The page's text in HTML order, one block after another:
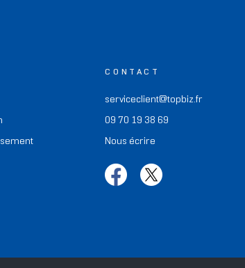
CONTACT
serviceclient@topbiz.fr
09 70 19 38 69
Nous écrire